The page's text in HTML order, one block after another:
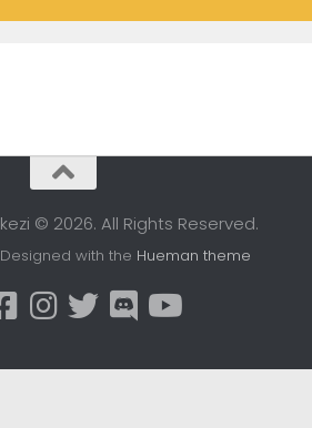
© 2026. All Rights Reserved.
with the Hueman theme